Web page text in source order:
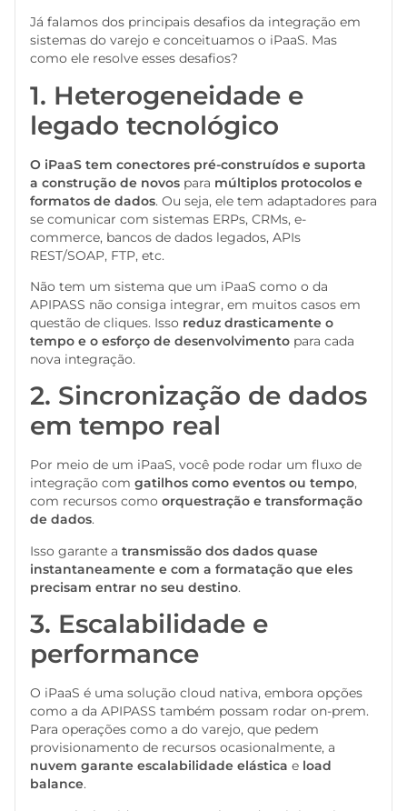
Já falamos dos principais desafios da integração em
sistemas do varejo e conceituamos o iPaaS. Mas
como ele resolve esses desafios?
1. Heterogeneidade e
legado tecnológico
O iPaaS tem conectores pré-construídos e suporta
a construção de novos para múltiplos protocolos e
formatos de dados. Ou seja, ele tem adaptadores para
se comunicar com sistemas ERPs, CRMs, e-
commerce, bancos de dados legados, APIs
REST/SOAP, FTP, etc.
Não tem um sistema que um iPaaS como o da
APIPASS não consiga integrar, em muitos casos em
questão de cliques. Isso reduz drasticamente o
tempo e o esforço de desenvolvimento para cada
nova integração.
2. Sincronização de dados
em tempo real
Por meio de um iPaaS, você pode rodar um fluxo de
integração com gatilhos como eventos ou tempo,
com recursos como orquestração e transformação
de dados.
Isso garante a transmissão dos dados quase
instantaneamente e com a formatação que eles
precisam entrar no seu destino.
3. Escalabilidade e
performance
O iPaaS é uma solução cloud nativa, embora opções
como a da APIPASS também possam rodar on-prem.
Para operações como a do varejo, que pedem
provisionamento de recursos ocasionalmente, a
nuvem garante escalabilidade elástica e load
balance.